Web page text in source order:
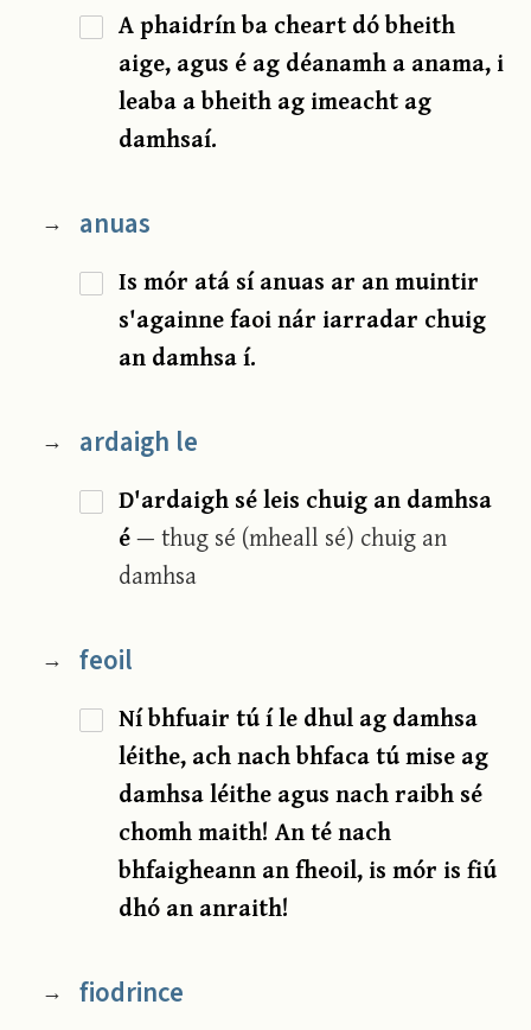
A phaidrín ba cheart dó bheith
aige, agus é ag déanamh a anama, i
leaba a bheith ag imeacht ag
damhsaí.
→ anuas
Is mór atá sí anuas ar an muintir
s'againne faoi nár iarradar chuig
an damhsa í.
→ ardaigh le
D'ardaigh sé leis chuig an damhsa
é— thug sé (mheall sé) chuig an
damhsa
→ feoil
Ní bhfuair tú í le dhul ag damhsa
léithe, ach nach bhfaca tú mise ag
damhsa léithe agus nach raibh sé
chomh maith! An té nach
bhfaigheann an fheoil, is mór is fiú
dhó an anraith!
→ fiodrince